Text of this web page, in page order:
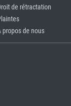
de rétractation
propos de nous